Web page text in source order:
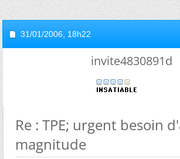
31/01/2006, 18h22
invite4830891d
Re : TPE; urgent besoin
magnitude